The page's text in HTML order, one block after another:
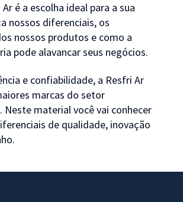
é a escolha ideal para a sua
nossos diferenciais, os
nossos produtos e como a
pode alavancar seus negócios.
e confiabilidade, a Resfri Ar
marcas do setor
material você vai conhecer
de qualidade, inovação